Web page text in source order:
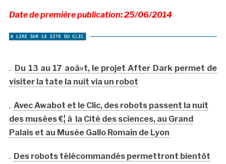
Date de première publication: 25/06/2014
. Du 13 au 17 aoà»t, le projet After Dark permet de
visiter la tate la nuit via un robot
. Avec Awabot et le Clic, des robots passent la nuit
des musées €¦ à la Cité des sciences, au Grand
Palais et au Musée Gallo Romain de Lyon
. Des robots télécommandés permettront bientôt